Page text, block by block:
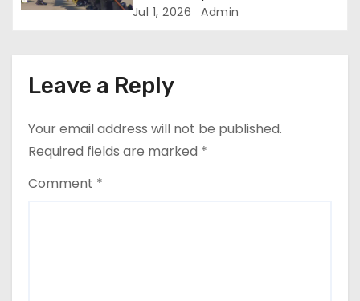
Kapolda: Penghargaan Ini Milik
Jul 1, 2026 Admin
Leave a Reply
Your email address will not be published.
Required fields are marked *
Comment *